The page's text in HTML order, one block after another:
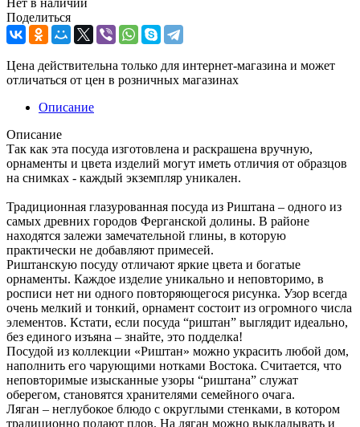
Поделиться
Цена действительна только для интернет-магазина и может
отличаться от цен в розничных магазинах
Описание
Описание
Так как эта посуда изготовлена и раскрашена вручную,
орнаменты и цвета изделий могут иметь отличия от образцов
на снимках - каждый экземпляр уникален.
Традиционная глазурованная посуда из Риштана – одного из
самых древних городов Ферганской долины. В районе
находятся залежи замечательной глины, в которую
практически не добавляют примесей.
Риштанскую посуду отличают яркие цвета и богатые
орнаменты. Каждое изделие уникально и неповторимо, в
росписи нет ни одного повторяющегося рисунка. Узор всегда
очень мелкий и тонкий, орнамент состоит из огромного числа
элементов. Кстати, если посуда “риштан” выглядит идеально,
без единого изъяна – знайте, это подделка!
Посудой из коллекции «Риштан» можно украсить любой дом,
наполнить его чарующими нотками Востока. Считается, что
неповторимые изысканные узоры “риштана” служат
оберегом, становятся хранителями семейного очага.
Ляган – неглубокое блюдо с округлыми стенками, в котором
традиционно подают плов. На ляган можно выкладывать и